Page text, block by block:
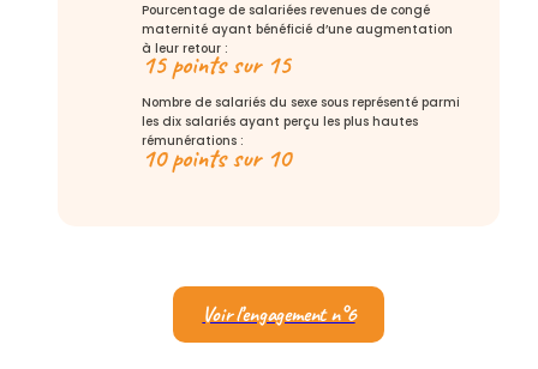
Pourcentage de salariées revenues de congé
maternité ayant bénéficié d’une augmentation
à leur retour :
15 points sur 15
Nombre de salariés du sexe sous représenté parmi
les dix salariés ayant perçu les plus hautes
rémunérations :
10 points sur 10
Voir l’engagement n°6